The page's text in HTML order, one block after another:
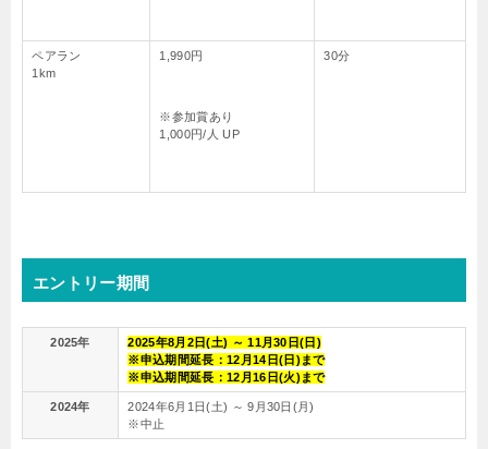
ペアラン
1km
1,990円
※参加賞あり
1,000円/人 UP
30分
エントリー期間
2025年
2025年8月2日(土) ～ 11月30日(日)
※申込期間延長：12月14日(日)まで
※申込期間延長：12月16日(火)まで
2024年
2024年6月1日(土) ～ 9月30日(月)
※中止